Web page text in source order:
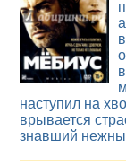
наступил на
врывается
знавший